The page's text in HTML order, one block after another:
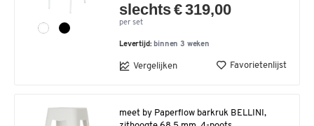
slechts € 319,00
per set
Levertijd: binnen 3 weken
Vergelijken Favorietenlijst
meet by Paperflow barkruk BELLINI,